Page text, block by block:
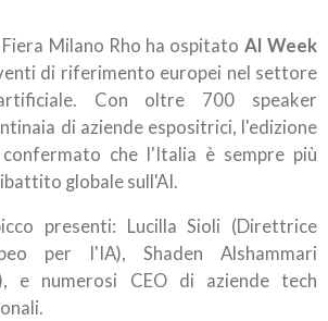
Milano Rho ha ospitato AI Week
di riferimento europei nel settore
Con oltre 700 speaker
di aziende espositrici, l'edizione
che l'Italia è sempre più
globale sull'AI.
presenti: Lucilla Sioli (Direttrice
per l'IA), Shaden Alshammari
e numerosi CEO di aziende tech